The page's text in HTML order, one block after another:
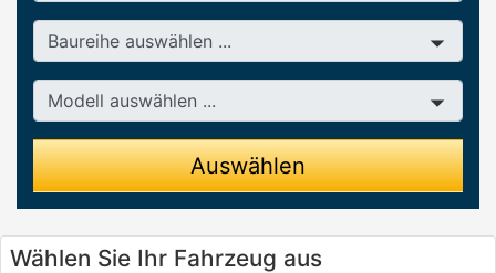
Baureihe
Modell
Auswählen
Wählen Sie Ihr Fahrzeug aus